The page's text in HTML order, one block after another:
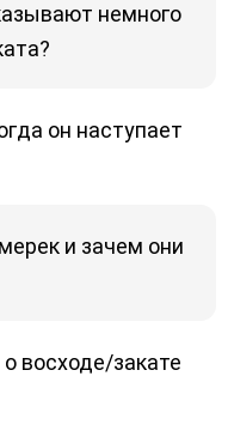
немного
он наступает
и зачем они
восходе/закате